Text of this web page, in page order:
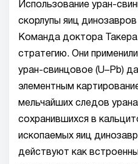
Использование уран-
скорлупы яиц динозавров
Команда доктора
стратегию. Они
уран-свинцовое (U–Pb)
элементным
мельчайших следов
сохранившихся в
ископаемых яиц
действуют как